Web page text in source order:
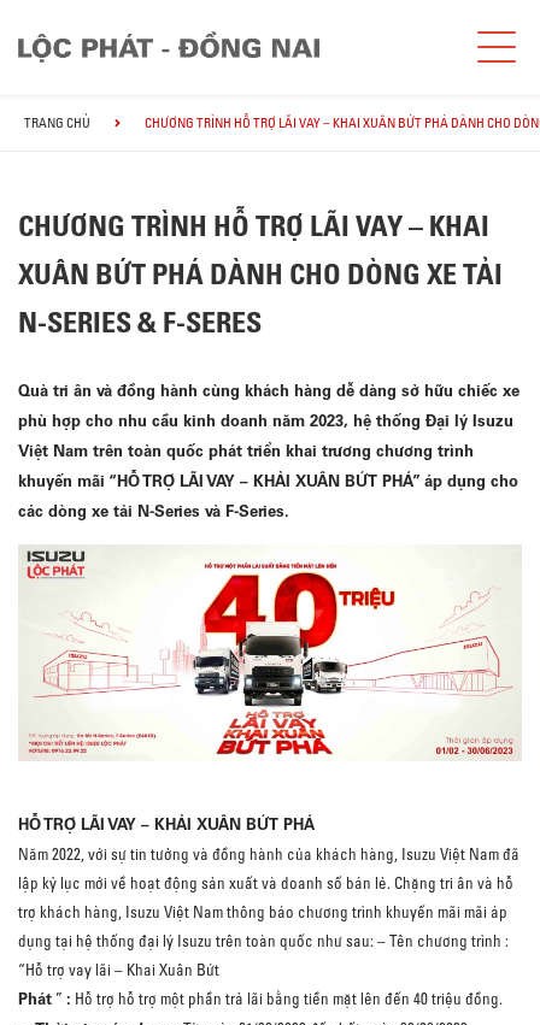
TRANG CHỦ CHƯƠNG TRÌNH HỖ TRỢ LÃI VAY – KHAI XUÂN BỨT PHÁ DÀNH CHO
CHƯƠNG TRÌNH HỖ TRỢ LÃI VAY – KHAI
XUÂN BỨT PHÁ DÀNH CHO DÒNG XE TẢI
N-SERIES & F-SERES
Quà tri ân và đồng hành cùng khách hàng dễ dàng sở hữu chiếc xe
phù hợp cho nhu cầu kinh doanh năm 2023, hệ thống Đại lý Isuzu
Việt Nam trên toàn quốc phát triển khai trương chương trình
khuyến mãi “HỖ TRỢ LÃI VAY – KHẢI XUÂN BỨT PHÁ” áp dụng cho
các dòng xe tải N-Series và F-Series.
HỖ TRỢ LÃI VAY – KHẢI XUÂN BỨT PHÁ
Năm 2022, với sự tin tưởng và đồng hành của khách hàng, Isuzu Việt Nam đã
lập kỷ lục mới về hoạt động sản xuất và doanh số bán lẻ. Chặng tri ân và hỗ
trợ khách hàng, Isuzu Việt Nam thông báo chương trình khuyến mãi mãi áp
dụng tại hệ thống đại lý Isuzu trên toàn quốc như sau: – Tên chương trình :
“Hỗ trợ vay lãi – Khai Xuân Bứt
Phát ” : Hỗ trợ hỗ trợ một phần trả lãi bằng tiền mặt lên đến 40 triệu đồng.